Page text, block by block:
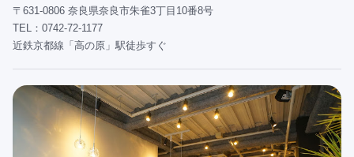
〒631-0806 奈良県奈良市朱雀3丁目10番8号
TEL：0742-72-1177
近鉄京都線「高の原」駅徒歩すぐ